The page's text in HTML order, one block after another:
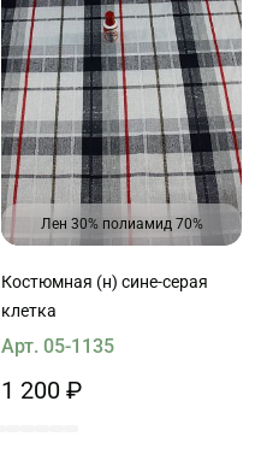
Лен 30% полиамид 70%
Костюмная (н) сине-серая
клетка
Арт. 05-1135
1 200 ₽